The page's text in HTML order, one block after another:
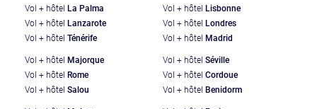
Vol + hôtel La Palma
Vol + hôtel Lanzarote
Vol + hôtel Ténérife
Vol + hôtel Lisbonne
Vol + hôtel Londres
Vol + hôtel Madrid
Vol + hôtel Majorque
Vol + hôtel Rome
Vol + hôtel Salou
Vol + hôtel Séville
Vol + hôtel Cordoue
Vol + hôtel Benidorm